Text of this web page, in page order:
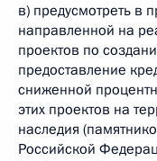
в) предусмотреть в
направленной на
проектов по
предоставление
сниженной
этих проектов на
наследия
Российской